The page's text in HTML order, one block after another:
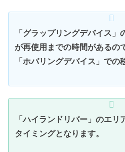
「グラップリングデバイス
が再使用までの時間があるの
「ホバリングデバイス」での
「ハイランドリバー」のエ
タイミングとなります。